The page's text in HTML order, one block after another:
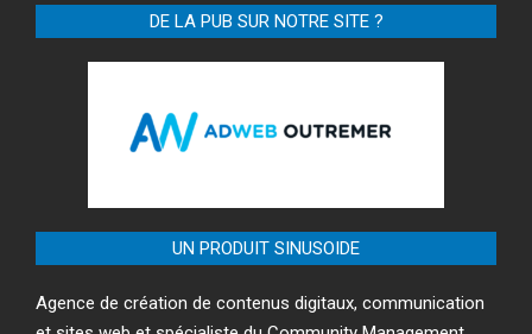
DE LA PUB SUR NOTRE SITE ?
UN PRODUIT SINUSOIDE
Agence de création de contenus digitaux, communication